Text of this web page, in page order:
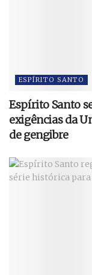
ESPÍRITO SANTO
Espírito Santo
exigências da
de gengibre